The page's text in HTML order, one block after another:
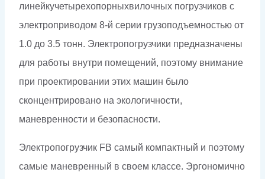
линейкучетырехопорныхвилочных погрузчиков с
электроприводом 8-й серии грузоподъемностью от
1.0 до 3.5 тонн. Электропогрузчики предназначены
для работы внутри помещений, поэтому внимание
при проектировании этих машин было
сконцентрировано на экологичности,
маневренности и безопасности.
Электропогрузчик FB самый компактный и поэтому
самые маневренный в своем классе. Эргономично